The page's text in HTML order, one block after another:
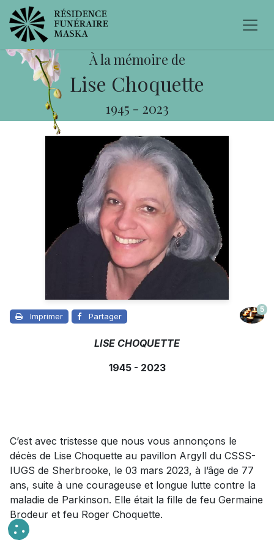
À la mémoire de
Lise Choquette
1945 - 2023
Imprimer Partager
5
LISE CHOQUETTE
1945 - 2023
C’est avec tristesse que nous vous annonçons le
décès de Lise Choquette au pavillon Argyll du CSSS-
IUGS de Sherbrooke, le 03 mars 2023, à l’âge de 77
ans, suite à une courageuse et longue lutte contre la
maladie de Parkinson. Elle était la fille de feu Germaine
Brodeur et feu Roger Choquette.